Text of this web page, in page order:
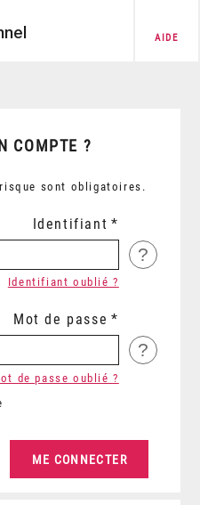
AIDE
COMPTE ?
sont obligatoires.
Identifiant
?
Identifiant oublié ?
Mot de passe
?
de passe oublié ?